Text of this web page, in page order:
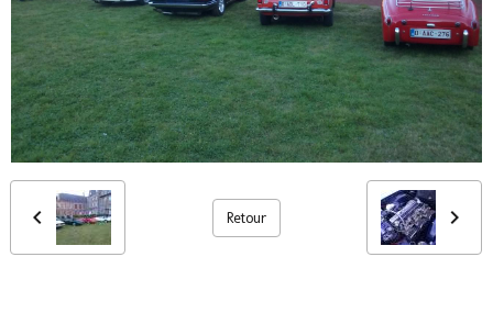
Retour